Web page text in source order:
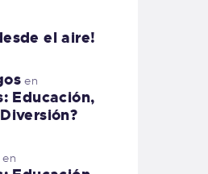
el aire!
en
Educación,